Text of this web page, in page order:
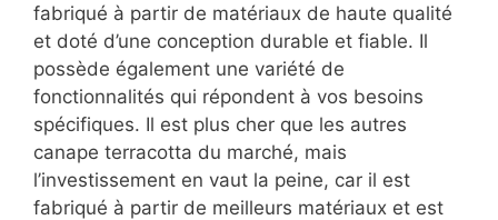
fabriqué à partir de matériaux de haute qualité
et doté d’une conception durable et fiable. Il
possède également une variété de
fonctionnalités qui répondent à vos besoins
spécifiques. Il est plus cher que les autres
canape terracotta du marché, mais
l’investissement en vaut la peine, car il est
fabriqué à partir de meilleurs matériaux et est